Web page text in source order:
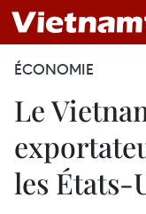
ÉCONOMIE
Le
les États-